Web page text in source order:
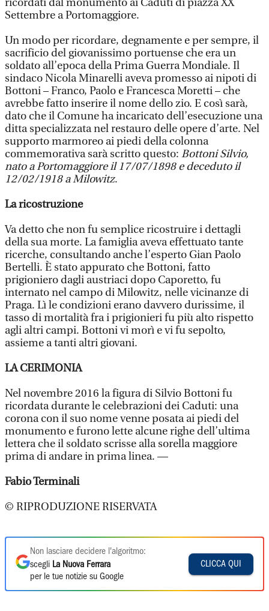
ricordati dal monumento ai Caduti di piazza XX
Settembre a Portomaggiore.
Un modo per ricordare, degnamente e per sempre, il
sacrificio del giovanissimo portuense che era un
soldato all’epoca della Prima Guerra Mondiale. Il
sindaco Nicola Minarelli aveva promesso ai nipoti di
Bottoni – Franco, Paolo e Francesca Moretti – che
avrebbe fatto inserire il nome dello zio. E così sarà,
dato che il Comune ha incaricato dell’esecuzione una
ditta specializzata nel restauro delle opere d’arte. Nel
supporto marmoreo ai piedi della colonna
commemorativa sarà scritto questo: Bottoni Silvio,
nato a Portomaggiore il 17/07/1898 e deceduto il
12/02/1918 a Milowitz.
La ricostruzione
Va detto che non fu semplice ricostruire i dettagli
della sua morte. La famiglia aveva effettuato tante
ricerche, consultando anche l’esperto Gian Paolo
Bertelli. È stato appurato che Bottoni, fatto
prigioniero dagli austriaci dopo Caporetto, fu
internato nel campo di Milowitz, nelle vicinanze di
Praga. Lì le condizioni erano davvero durissime, il
tasso di mortalità fra i prigionieri fu più alto rispetto
agli altri campi. Bottoni vi morì e vi fu sepolto,
assieme a tanti altri giovani.
LA CERIMONIA
Nel novembre 2016 la figura di Silvio Bottoni fu
ricordata durante le celebrazioni dei Caduti: una
corona con il suo nome venne posata ai piedi del
monumento e furono lette alcune righe dell’ultima
lettera che il soldato scrisse alla sorella maggiore
prima di andare in prima linea. —
Fabio Terminali
© RIPRODUZIONE RISERVATA
Non lasciare decidere l'algoritmo:
scegli La Nuova Ferrara
per le tue notizie su Google
CLICCA QUI